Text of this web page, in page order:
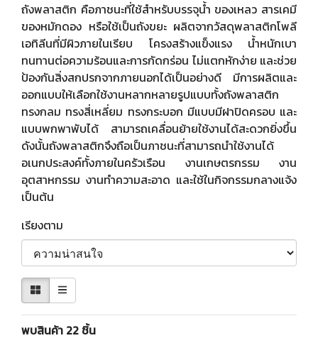
ถังพลาสติก คือภาชนะที่ใช้สำหรับบรรจุน้ำ ของเหลว สารเคมี
ของหมักดอง หรือใช้เป็นถังขยะ ผลิตจากวัสดุพลาสติกโพลี
เอทิลีนที่มีผิวภายในเรียบ โครงสร้างแข็งแรง น้ำหนักเบา
ทนทานต่อความร้อนและการกัดกร่อน ไม่แตกหักง่าย และช่วย
ป้องกันสิ่งสกปรกจากภายนอกได้เป็นอย่างดี มีการผลิตและ
ออกแบบให้เลือกใช้งานหลากหลายรูปแบบทั้งถังพลาสติก
ทรงกลม ทรงสี่เหลี่ยม ทรงกระบอก มีแบบมีฝาปิดครอบ และ
แบบพกพาพับได้ สามารถเคลื่อนย้ายใช้งานได้สะดวกยิ่งขึ้น
ดังนั้นถังพลาสติกจึงถือเป็นภาชนะที่สามารถนำใช้งานได้
อเนกประสงค์ทั้งภายในครัวเรือน งานเกษตรกรรม งาน
อุตสาหกรรม งานทำความสะอาด และใช้ในกิจกรรมกลางแจ้ง
เป็นต้น
เรียงตาม
พบสินค้า 22 ชิ้น